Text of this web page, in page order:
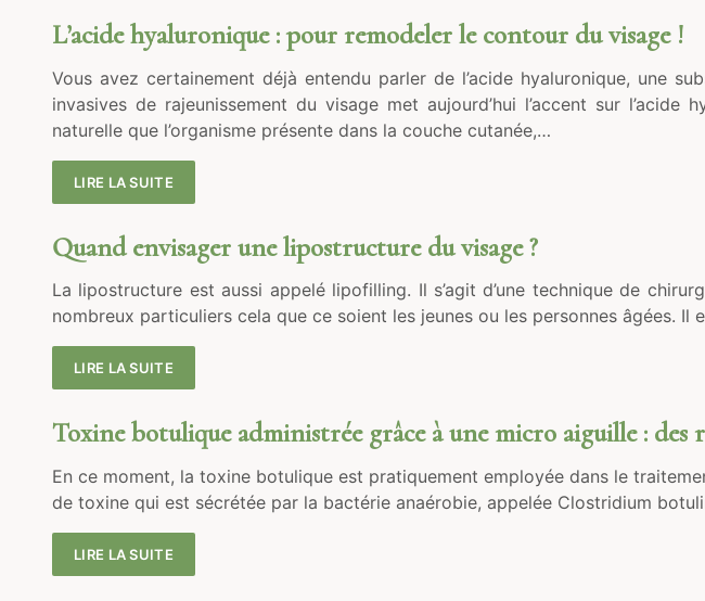
L’acide hyaluronique : pour remodeler le contour du visage !
Vous avez certainement déjà entendu parler de l’acide hyaluronique, une
invasives de rajeunissement du visage met aujourd’hui l’accent sur
naturelle que l’organisme présente dans la couche cutanée,…
LIRE LA SUITE
Quand envisager une lipostructure du visage ?
La lipostructure est aussi appelé lipofilling. Il s’agit d’une technique de
nombreux particuliers cela que ce soient les jeunes ou les personnes âgées. Il
LIRE LA SUITE
Toxine botulique administrée grâce à une micro aiguille : des
En ce moment, la toxine botulique est pratiquement employée dans le
de toxine qui est sécrétée par la bactérie anaérobie, appelée Clostridium
LIRE LA SUITE